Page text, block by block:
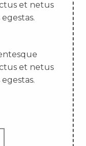
et netus
et netus